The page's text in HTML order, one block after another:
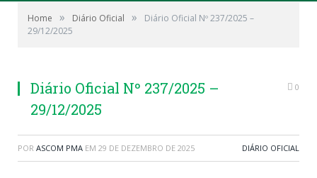
Home » Diário Oficial »
Diário Oficial Nº 237/2025 –
29/12/2025
Diário Oficial Nº 237/2025 –
29/12/2025
0
POR ASCOM PMA EM 29 DE DEZEMBRO DE 2025 DIÁRIO OFICIAL